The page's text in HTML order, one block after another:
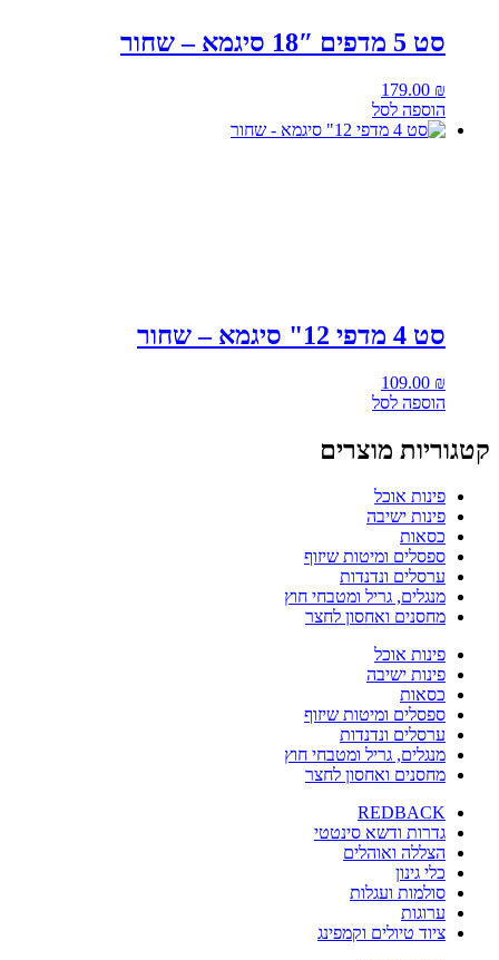
סט 5 מדפים 18″ סיגמא – שחור
179.00 ₪
הוספה לסל
סט 4 מדפי 12" סיגמא – שחור
109.00 ₪
הוספה לסל
קטגוריות מוצרים
פינות אוכל
פינות ישיבה
כסאות
ספסלים ומיטות שיזוף
ערסלים ונדנדות
מנגלים, גריל ומטבחי חוץ
מחסנים ואחסון לחצר
פינות אוכל
פינות ישיבה
כסאות
ספסלים ומיטות שיזוף
ערסלים ונדנדות
מנגלים, גריל ומטבחי חוץ
מחסנים ואחסון לחצר
REDBACK
גדרות ודשא סינטטי
הצללה ואוהלים
כלי גינון
סולמות ועגלות
ערוגות
ציוד טיולים וקמפינג